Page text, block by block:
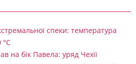
спеки: температура
на бік Павела: уряд Чехії